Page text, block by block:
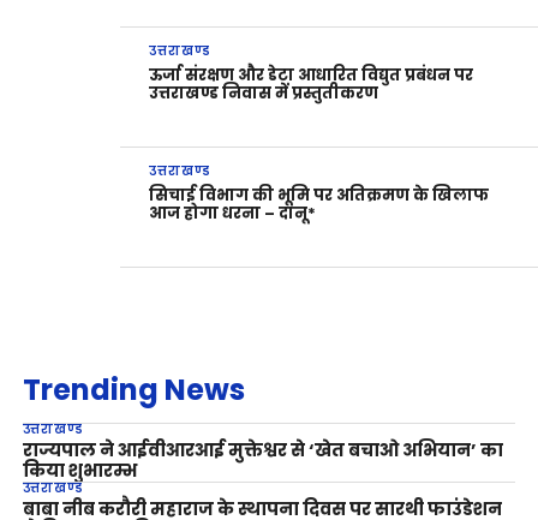
उत्तराखण्ड
ऊर्जा संरक्षण और डेटा आधारित विद्युत प्रबंधन पर
उत्तराखण्ड निवास में प्रस्तुतीकरण
उत्तराखण्ड
सिचाई विभाग की भूमि पर अतिक्रमण के खिलाफ
आज होगा धरना – दानू*
Trending News
उत्तराखण्ड
राज्यपाल ने आईवीआरआई मुक्तेश्वर से ‘खेत बचाओ अभियान’ का
किया शुभारम्भ
उत्तराखण्ड
बाबा नीब करौरी महाराज के स्थापना दिवस पर सारथी फाउंडेशन